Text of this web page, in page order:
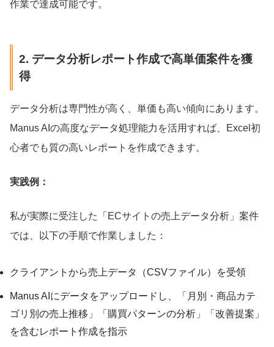
作業で達成可能です。
2. データ分析レポート作成で高単価案件を獲
得
データ分析は専門性が高く、単価も高い傾向にあります。
Manus AIの高度なデータ処理能力を活用すれば、Excel初
心者でも質の高いレポートを作成できます。
実践例：
私が実際に受注した「ECサイトの売上データ分析」案件
では、以下の手順で作業しました：
クライアントから売上データ（CSVファイル）を受領
Manus AIにデータをアップロードし、「月別・商品カテ
ゴリ別の売上推移」「購買パターンの分析」「改善提案」
を含むレポート作成を指示